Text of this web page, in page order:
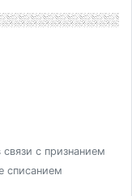
связи с признанием
списанием